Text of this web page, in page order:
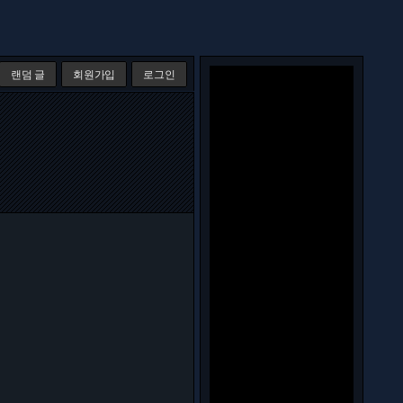
랜덤 글 회원가입 로그인